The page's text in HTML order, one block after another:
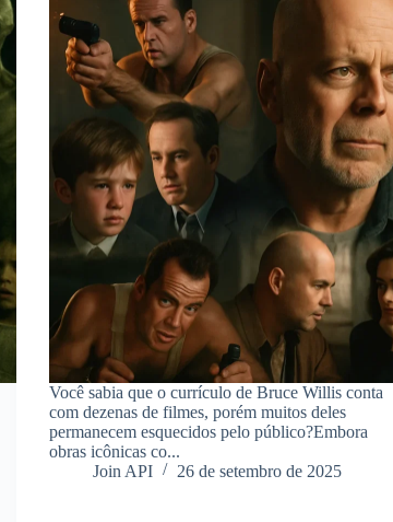
Você sabia que o currículo de Bruce Willis conta
com dezenas de filmes, porém muitos deles
permanecem esquecidos pelo público?Embora
obras icônicas co...
Join API
26 de setembro de 2025